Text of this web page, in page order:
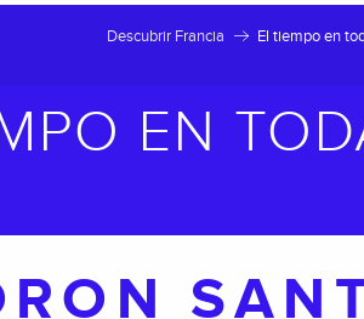
Descubrir Francia El tiempo en
EN